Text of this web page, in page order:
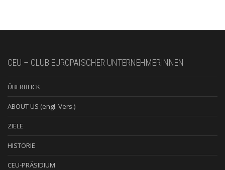
CEU – CLUB EUROPÄISCHER UNTERNEHMERINNEN
ÜBERBLICK
ABOUT US (engl. Vers.)
ZIELE
HISTORIE
CEU-PRÄSIDIUM